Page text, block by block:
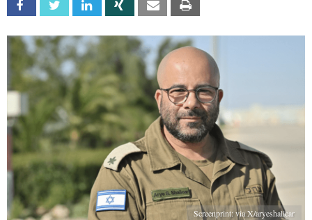
Facebook Twitter Linkedin Xing Email
Screenprint: via X/aryeshalicar